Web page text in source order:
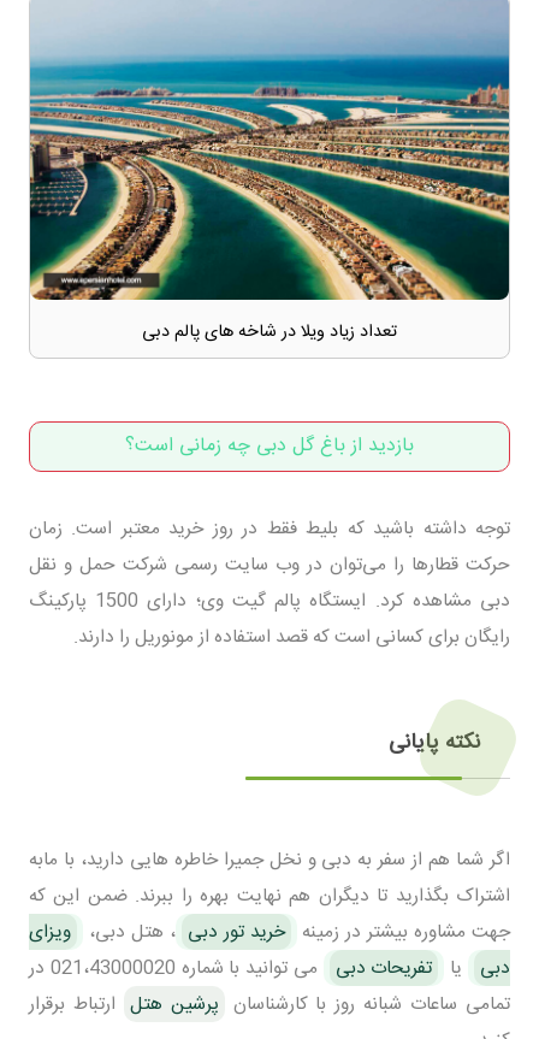
تعداد زیاد ویلا در شاخه های پالم دبی
بازدید از باغ گل دبی چه زمانی است؟
توجه داشته باشید که بلیط فقط در روز خرید معتبر است. زمان
حرکت قطارها را می‌توان در وب سایت رسمی شرکت حمل و نقل
دبی مشاهده کرد. ایستگاه پالم گیت وی؛ دارای 1500 پارکینگ
رایگان برای کسانی است که قصد استفاده از مونوریل را دارند.
نکته پایانی
اگر شما هم از سفر به دبی و نخل جمیرا خاطره هایی دارید، با مابه
اشتراک بگذارید تا دیگران هم نهایت بهره را ببرند. ضمن این که
جهت مشاوره بیشتر در زمینه خرید تور دبی ، هتل دبی،
ویزای
دبی
یا تفریحات دبی
می توانید با شماره 021،43000020 در
تمامی ساعات شبانه روز با کارشناسان پرشین هتل ارتباط برقرار